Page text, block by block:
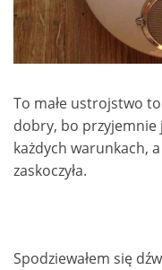
To małe ustrojstwo to
dobry, bo przyjemnie
każdych warunkach,
zaskoczyła.
Spodziewałem się